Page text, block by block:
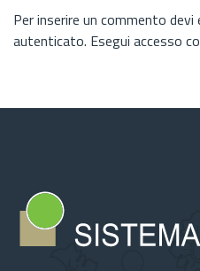
Per inserire un commento
autenticato. Esegui accesso